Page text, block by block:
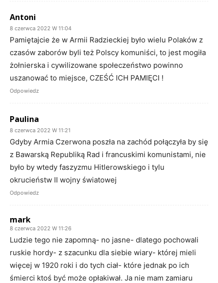
Antoni
8 czerwca 2022 W 11:04
Pamiętajcie że w Armii Radzieckiej było wielu Polaków z
czasów zaborów byli też Polscy komuniści, to jest mogiła
żołnierska i cywilizowane społeczeństwo powinno
uszanować to miejsce, CZEŚĆ ICH PAMIĘCI !
Odpowiedz
Paulina
8 czerwca 2022 W 11:21
Gdyby Armia Czerwona poszła na zachód połączyła by się
z Bawarską Republiką Rad i francuskimi komunistami, nie
było by wtedy faszyzmu Hitlerowskiego i tylu
okrucieństw II wojny światowej
Odpowiedz
mark
8 czerwca 2022 W 11:26
Ludzie tego nie zapomną- no jasne- dlatego pochowali
ruskie hordy- z szacunku dla siebie wiary- której mieli
więcej w 1920 roki i do tych ciał- które jednak po ich
śmierci ktoś być może opłakiwał. Ja nie mam zamiaru